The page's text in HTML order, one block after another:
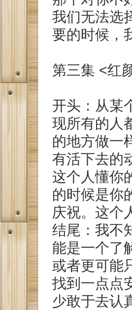
我们无法选
要的时候，
第三集 <红
开头：从某
现所有的人
的地方做一
有活下去的
这个人懂你
的时候是你
庆祝。这个
结尾：我不
能是一个了
或者更可能
找到一点点
少敢于去认